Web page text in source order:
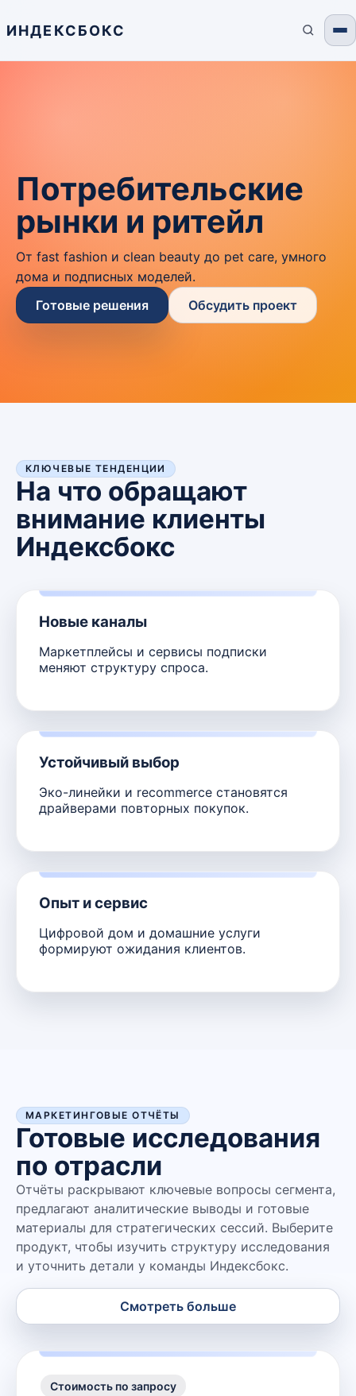
ИНДЕКСБОКС
Потребительские
рынки и ритейл
От fast fashion и clean beauty до pet care, умного
дома и подписных моделей.
Готовые решения
Обсудить проект
КЛЮЧЕВЫЕ ТЕНДЕНЦИИ
На что обращают
внимание клиенты
Индексбокс
Новые каналы
Маркетплейсы и сервисы подписки
меняют структуру спроса.
Устойчивый выбор
Эко-линейки и recommerce становятся
драйверами повторных покупок.
Опыт и сервис
Цифровой дом и домашние услуги
формируют ожидания клиентов.
МАРКЕТИНГОВЫЕ ОТЧЁТЫ
Готовые исследования
по отрасли
Отчёты раскрывают ключевые вопросы сегмента,
предлагают аналитические выводы и готовые
материалы для стратегических сессий. Выберите
продукт, чтобы изучить структуру исследования
и уточнить детали у команды Индексбокс.
Смотреть больше
Стоимость по запросу